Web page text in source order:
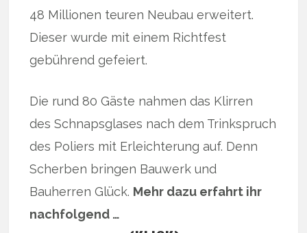
48 Millionen teuren Neubau erweitert.
Dieser wurde mit einem Richtfest
gebührend gefeiert.
Die rund 80 Gäste nahmen das Klirren
des Schnapsglases nach dem Trinkspruch
des Poliers mit Erleichterung auf. Denn
Scherben bringen Bauwerk und
Bauherren Glück. Mehr dazu erfahrt ihr
nachfolgend …